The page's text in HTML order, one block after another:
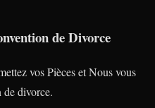
de Divorce
vos Pièces et Nous vous
de divorce.